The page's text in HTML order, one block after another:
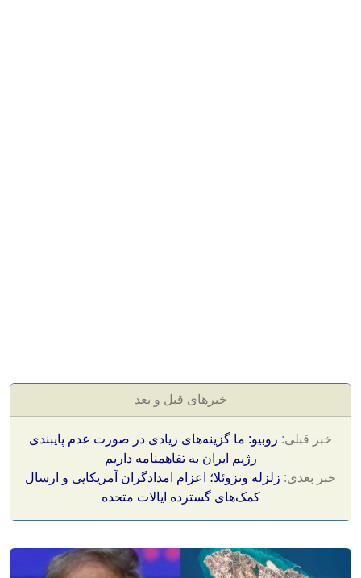
خبرهای قبل و بعد
خبر قبلی: روبیو: ما گزینه‌های زیادی در صورت عدم پایبندی
رژیم ایران به تفاهمنامه داریم
خبر بعدی: زلزله ونزوئلا؛ اعزام امدادگران آمریکایی و ارسال
کمک‌های گسترده ایالات متحده